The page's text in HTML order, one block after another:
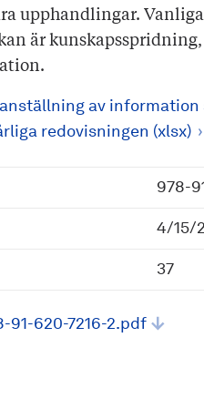
upphandlingar.
är
av
redovisningen (xlsx)
978-
4/15/
37
91-620-7216-2.pdf